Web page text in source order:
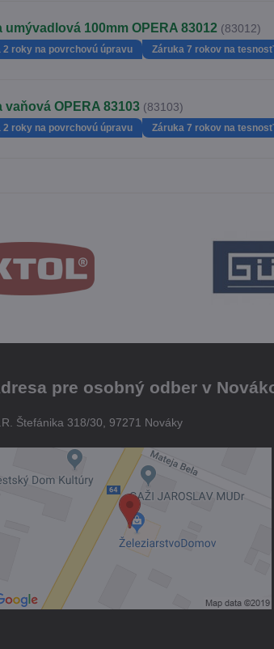
umývadlová 100mm OPERA 83012 (83012)
2 roky na povrchovú úpravu Záruka 7 rokov na tesnosť
vaňová OPERA 83103 (83103)
2 roky na povrchovú úpravu Záruka 7 rokov na tesnosť
pre osobný odber v
Štefánika 318/30, 97271 Nováky